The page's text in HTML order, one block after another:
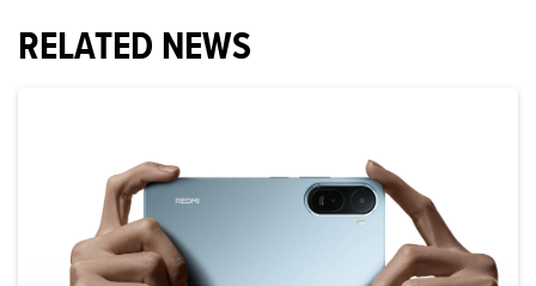
RELATED NEWS